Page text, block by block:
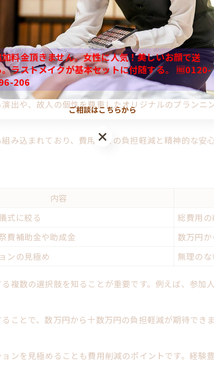
実績豊富な東花堂の家族葬が支持される理由
東花堂家族葬の実績と信頼を徹底解説
支持される家族葬の特徴を知る
利用者が感じる東花堂家族葬の魅力
長年地域で一番選ばれる理由
家族葬の実績から見える安心感
費用を抑えたい方へ家族葬の選び方ガイド
費用を抑える家族葬プランの選び方
家族葬費用節約のための工夫集
積極的に行い、負担を抑えたプラン提案ができるこ
われず、喪主様やご家族の希望に応じてカスタマイ
響くセレモニーを実現します。
出や、故人の個性を尊重したオリジナルのプランニ
み込まれており、費用面での負担軽減と精神的な安
内容
式に絞る
総費用の
費補助金や助成金
数万円
ンの見極め 無理の
複数の選択肢を知ることが重要です。例えば、参加
ことで、数万円から十数万円の負担軽減が期待でき
ンを見極めることも費用削減のポイントです。経験
料金頂きません。女性に人気！美しいお顔で送
ラストメイクが基本セットに付随する。 🆓0120-
206
ご相談はこちらから